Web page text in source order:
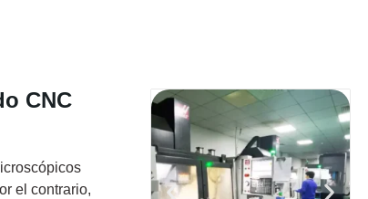
CNC
el contrario,